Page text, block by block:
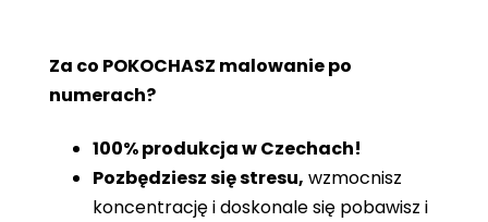
Za co POKOCHASZ malowanie po
numerach?
100% produkcja w Czechach!
Pozbędziesz się stresu, wzmocnisz
koncentrację i doskonale się pobawisz i